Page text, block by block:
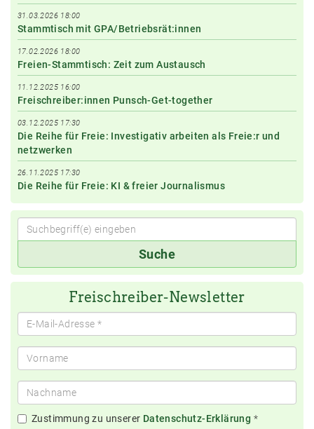
31.03.2026 18:00
Stammtisch mit GPA/Betriebsrät:innen
17.02.2026 18:00
Freien-Stammtisch: Zeit zum Austausch
11.12.2025 16:00
Freischreiber:innen Punsch-Get-together
03.12.2025 17:30
Die Reihe für Freie: Investigativ arbeiten als Freie:r und
netzwerken
26.11.2025 17:30
Die Reihe für Freie: KI & freier Journalismus
Suche
Freischreiber-Newsletter
Zustimmung zu unserer Datenschutz-Erklärung *